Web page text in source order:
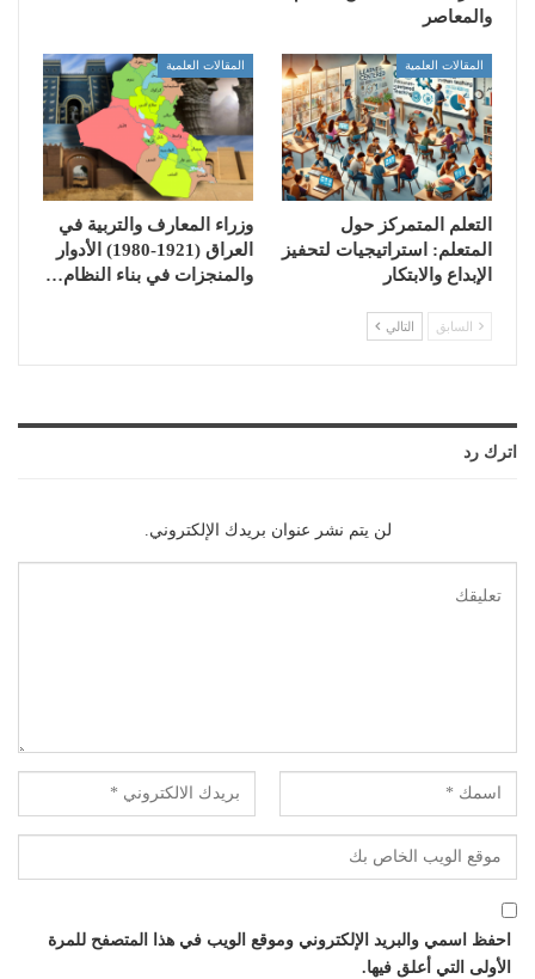
والمعاصر
المقالات العلمية
التعلم المتمركز حول
المتعلم: استراتيجيات لتحفيز
الإبداع والابتكار
المقالات العلمية
وزراء المعارف والتربية في
العراق (1921-1980) الأدوار
والمنجزات في بناء النظام…
السابق التالي
اترك رد
لن يتم نشر عنوان بريدك الإلكتروني.
احفظ اسمي والبريد الإلكتروني وموقع الويب في هذا المتصفح للمرة
الأولى التي أعلق فيها.